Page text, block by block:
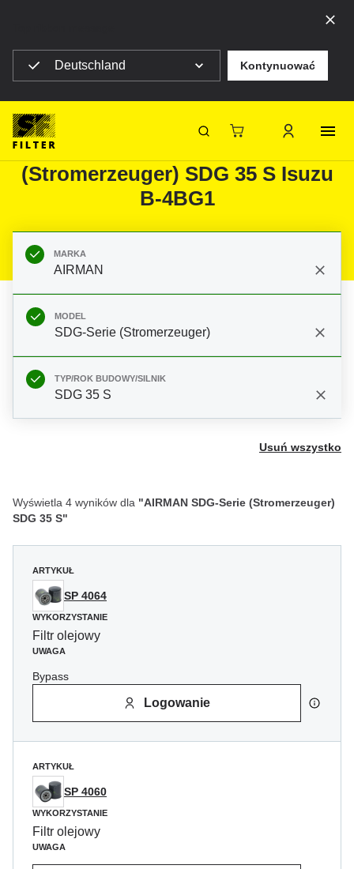
Deutschland Kontynuować
SF-FilterFiltry do AIRMAN SDG-Serie
(Stromerzeuger) SDG 35 S Isuzu
B-4BG1
MARKA
AIRMAN
MODEL
SDG-Serie (Stromerzeuger)
TYP/ROK BUDOWY/SILNIK
SDG 35 S
Usuń wszystko
Wyświetla 4 wyników dla "AIRMAN SDG-Serie (Stromerzeuger)
SDG 35 S"
ARTYKUŁ
SP 4064
WYKORZYSTANIE
Filtr olejowy
UWAGA
Bypass
Logowanie
ARTYKUŁ
SP 4060
WYKORZYSTANIE
Filtr olejowy
UWAGA